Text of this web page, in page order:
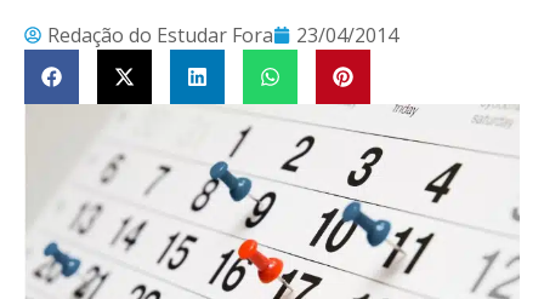
Redação do Estudar Fora 23/04/2014